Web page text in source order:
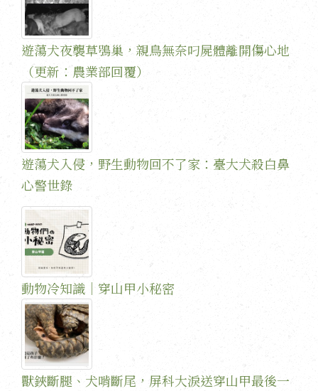
遊蕩犬夜襲草鴞巢，親鳥無奈叼屍體離開傷心地
（更新：農業部回覆）
遊蕩犬入侵，野生動物回不了家：臺大犬殺白鼻
心警世錄
動物冷知識｜穿山甲小秘密
獸鋏斷腿、犬啃斷尾，屏科大淚送穿山甲最後一